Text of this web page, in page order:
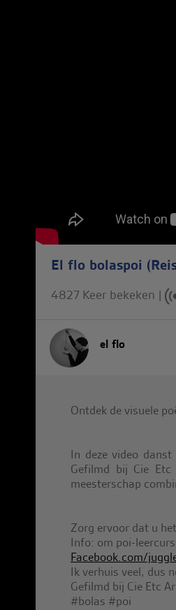
El flo bolaspoi
4827 Keer bekeken |
el flo
Ontdek de visuele
In deze video danst
Gefilmd bij Cie
meesterschap
Zorg ervoor dat u
Info: om poi-
Facebook.com/
Ik verhuis veel, dus
Gefilmd bij Cie Etc
#bolas #poi